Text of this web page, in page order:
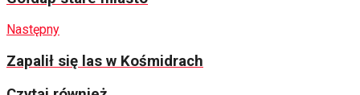
Następny
Zapalił się las w Kośmidrach